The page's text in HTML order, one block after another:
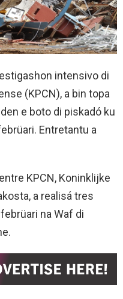
intensivo di
(KPCN), a bin topa
e boto di piskadó ku
Entretantu a
KPCN, Koninklijke
a realisá tres
na Waf di